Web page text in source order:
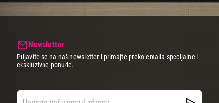
Newsletter
Prijavite se na naš newsletter i primajte preko emaila specijalne i
ekskluzivne ponude.